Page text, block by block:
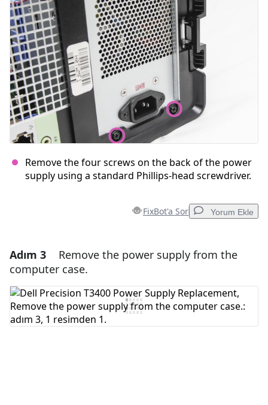
İptal Yorum gönder
Remove the four screws on the back of the power
supply using a standard Phillips-head screwdriver.
FixBot'a Sor Yorum Ekle
Yorum Ekle
Yorum Ekle
Adım 3
Remove the power supply from the
computer case.